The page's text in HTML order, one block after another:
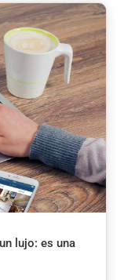
lujo: es una